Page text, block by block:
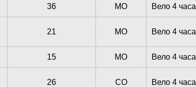
36 МО Вело 4 часа
21 МО Вело 4 часа
15 МО Вело 4 часа
26 СО Вело 4 часа